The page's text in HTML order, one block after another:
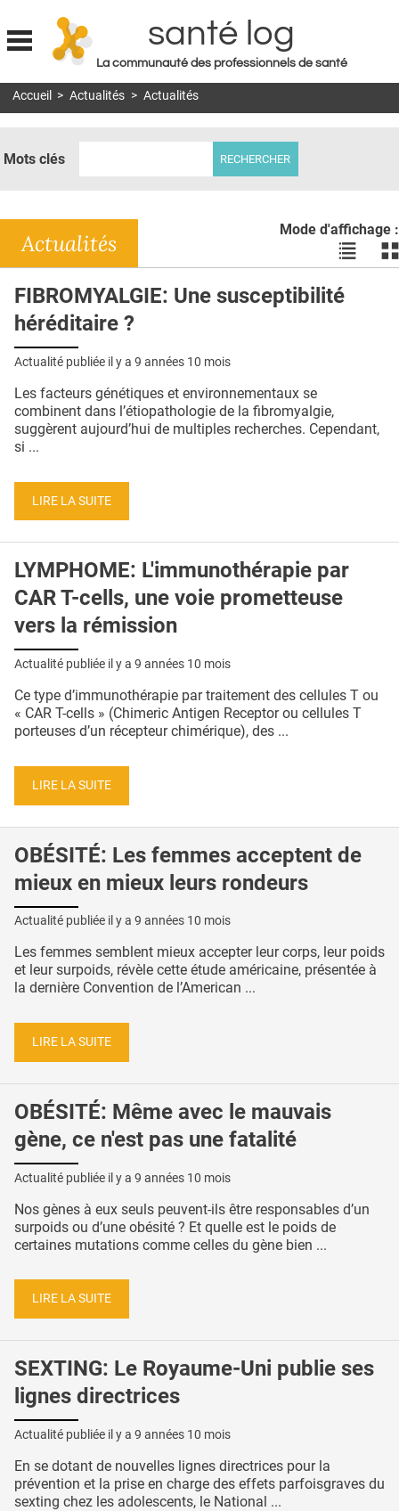
Jump to navigation
santé log
La communauté des professionnels de santé
MON COMPTE
DOSSIERS
RÉSEAUX
E-REVUE SAD
QUI SOMMES-NOUS ?
PUBLICITÉ
Accueil > Actualités > Actualités
Mots clés
Mode d'affichage :
Voir
les
en
les
Actualités
FIBROMYALGIE: Une susceptibilité
héréditaire ?
Actualité publiée il y a 9 années 10 mois
Les facteurs génétiques et environnementaux se
combinent dans l’étiopathologie de la fibromyalgie,
suggèrent aujourd’hui de multiples recherches. Cependant,
si ...
LIRE LA SUITE
LYMPHOME: L'immunothérapie par
CAR T-cells, une voie prometteuse
vers la rémission
Actualité publiée il y a 9 années 10 mois
Ce type d’immunothérapie par traitement des cellules T ou
« CAR T-cells » (Chimeric Antigen Receptor ou cellules T
porteuses d’un récepteur chimérique), des ...
LIRE LA SUITE
OBÉSITÉ: Les femmes acceptent de
mieux en mieux leurs rondeurs
Actualité publiée il y a 9 années 10 mois
Les femmes semblent mieux accepter leur corps, leur poids
et leur surpoids, révèle cette étude américaine, présentée à
la dernière Convention de l’American ...
LIRE LA SUITE
OBÉSITÉ: Même avec le mauvais
gène, ce n'est pas une fatalité
Actualité publiée il y a 9 années 10 mois
Nos gènes à eux seuls peuvent-ils être responsables d’un
surpoids ou d’une obésité ? Et quelle est le poids de
certaines mutations comme celles du gène bien ...
LIRE LA SUITE
SEXTING: Le Royaume-Uni publie ses
lignes directrices
Actualité publiée il y a 9 années 10 mois
En se dotant de nouvelles lignes directrices pour la
prévention et la prise en charge des effets parfoisgraves du
sexting chez les adolescents, le National ...